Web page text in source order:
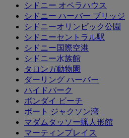
シドニー オペラハウス
シドニー ハーバー ブリッジ
シドニーオリンピック公園
シドニーセントラル駅
シドニー国際空港
シドニー水族館
タロンガ動物園
ダーリング ハーバー
ハイドパーク
ボンダイ ビーチ
ポート ジャクソン湾
マダムタッソー蝋人形館
マーティンプレイス